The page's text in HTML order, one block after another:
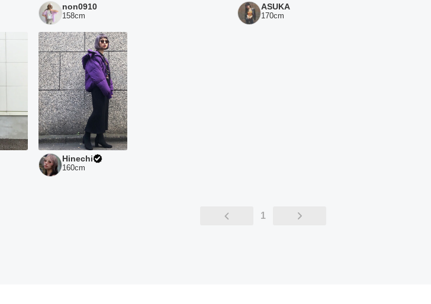
non0910
158cm
ASUKA
170cm
Hinechi
160cm
1